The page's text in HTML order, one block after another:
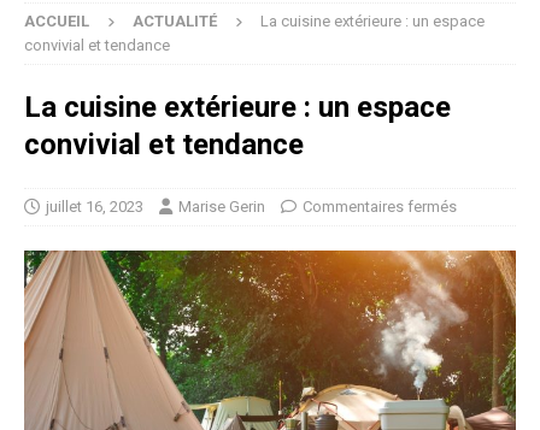
ACCUEIL ACTUALITÉ
La cuisine extérieure : un espace
convivial et tendance
La cuisine extérieure : un espace
convivial et tendance
juillet 16, 2023 Marise Gerin Commentaires fermés